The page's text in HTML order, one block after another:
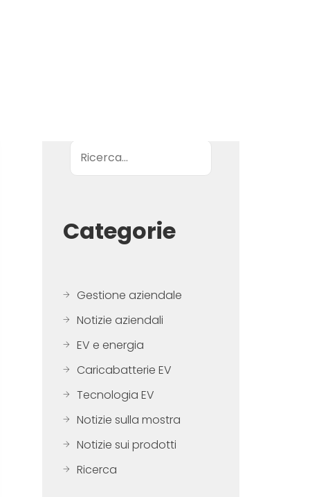
Ricerca
Categorie
Gestione aziendale
Notizie aziendali
EV e energia
Caricabatterie EV
Tecnologia EV
Notizie sulla mostra
Notizie sui prodotti
Ricerca